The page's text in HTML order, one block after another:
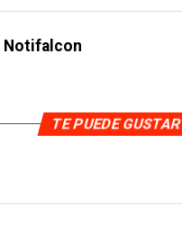
Notifalcon
TE PUEDE GUSTAR